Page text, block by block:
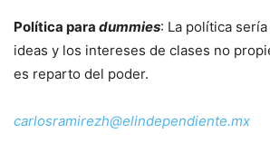
Política para dummies: La política
ideas y los intereses de clases no
es reparto del poder.
carlosramirezh@elindependiente.mx